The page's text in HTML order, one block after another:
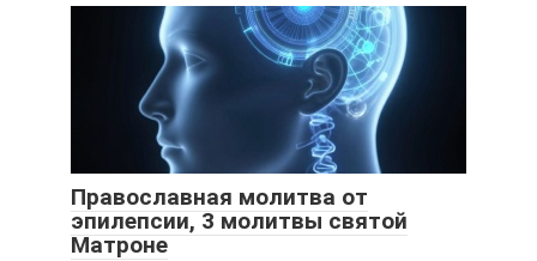
Православная молитва от
эпилепсии, 3 молитвы святой
Матроне